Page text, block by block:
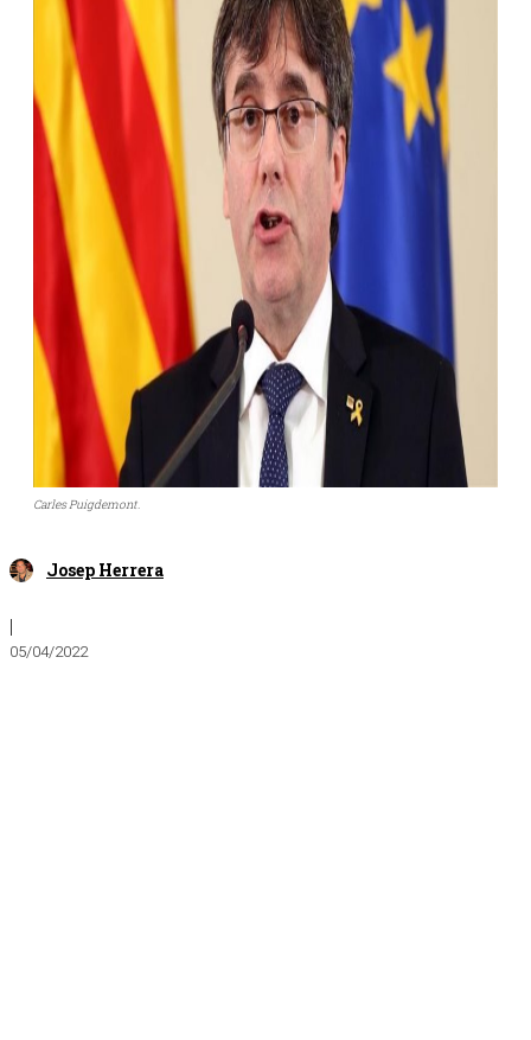
Carles Puigdemont.
Josep Herrera
|
05/04/2022